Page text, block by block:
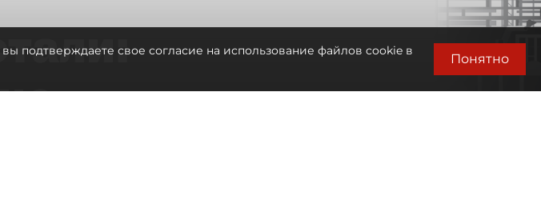
подтверждаете свое согласие на использование файлов cookie в
Понятно